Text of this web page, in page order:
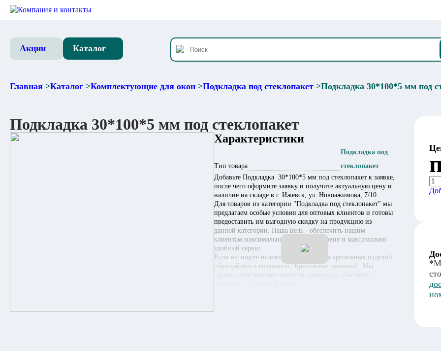
Компания и контакты
Акции Каталог
Главная >Каталог >Комплектующие для окон >Подкладка под стеклопакет >Подкладка 30*100*5 мм под
Подкладка 30*100*5 мм под стеклопакет
Характеристики
Тип товара
Подкладка под
стеклопакет
Добавьте Подкладка 30*100*5 мм под стеклопакет к заявке,
после чего оформите заявку и получите актуальную цену и
наличие на складе в г. Ижевск, ул. Новоажимова, 7/10.
Для товаров из категории "Подкладка под стеклопакет" мы
предлагаем особые условия для оптовых клиентов и готовы
предоставить им выгодную скидку на продукцию из
данной категории. Наша цель - обеспечить нашим
клиентам максимально выгодные условия и максимально
удобный сервис.
Если вы ищете надежного поставщика крепежных изделий,
обращайтесь в компанию "Крепежные решения". Мы
гарантируем высокое качество продукции, быструю